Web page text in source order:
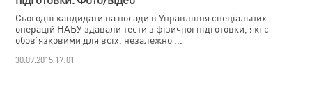
Сьогодні кандидати на посади в Управління спеціальних
операцій НАБУ здавали тести з фізичної підготовки, які є
обов’язковими для всіх, незалежно ...
30.09.2015 17:01